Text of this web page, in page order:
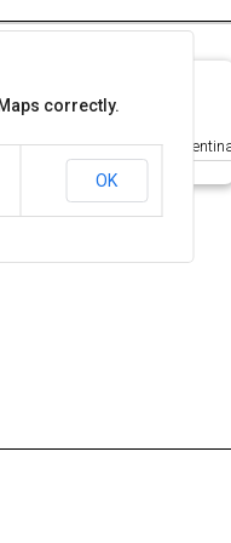
Munro, Buenos Aires,
correctly.
OK